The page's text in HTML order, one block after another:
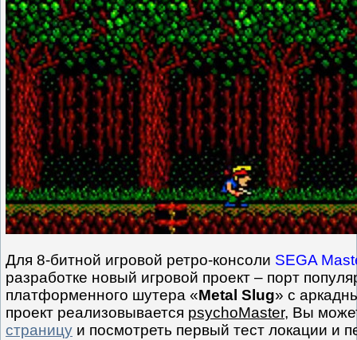
Для 8-битной игровой ретро-консоли SEGA
разработке новый игровой проект – порт
платформенного шутера «Metal Slug» с
проект реализовывается psychoMaster, Вы
страницу и посмотреть первый тест локации и